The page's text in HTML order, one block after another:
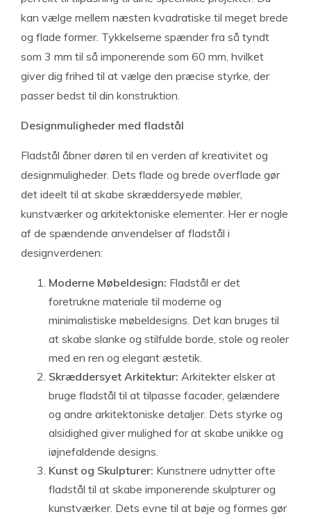
kan vælge mellem næsten kvadratiske til meget brede
og flade former. Tykkelserne spænder fra så tyndt
som 3 mm til så imponerende som 60 mm, hvilket
giver dig frihed til at vælge den præcise styrke, der
passer bedst til din konstruktion.
Designmuligheder med fladstål
Fladstål åbner døren til en verden af kreativitet og
designmuligheder. Dets flade og brede overflade gør
det ideelt til at skabe skræddersyede møbler,
kunstværker og arkitektoniske elementer. Her er nogle
af de spændende anvendelser af fladstål i
designverdenen:
Moderne Møbeldesign: Fladstål er det
foretrukne materiale til moderne og
minimalistiske møbeldesigns. Det kan bruges til
at skabe slanke og stilfulde borde, stole og reoler
med en ren og elegant æstetik.
Skræddersyet Arkitektur: Arkitekter elsker at
bruge fladstål til at tilpasse facader, gelændere
og andre arkitektoniske detaljer. Dets styrke og
alsidighed giver mulighed for at skabe unikke og
iøjnefaldende designs.
Kunst og Skulpturer: Kunstnere udnytter ofte
fladstål til at skabe imponerende skulpturer og
kunstværker. Dets evne til at bøje og formes gør